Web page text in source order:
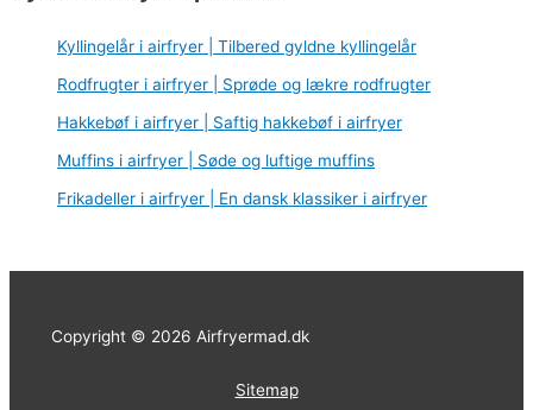
Kyllingelår i airfryer | Tilbered gyldne kyllingelår
Rodfrugter i airfryer | Sprøde og lækre rodfrugter
Hakkebøf i airfryer | Saftig hakkebøf i airfryer
Muffins i airfryer | Søde og luftige muffins
Frikadeller i airfryer | En dansk klassiker i airfryer
Copyright © 2026 Airfryermad.dk
Sitemap